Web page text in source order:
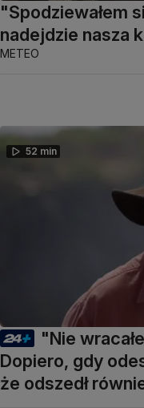
"Spodziewałem
nadejdzie nasza
METEO
52 min
"Nie
Dopiero, gdy
że odszedł